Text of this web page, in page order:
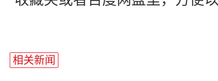
相关新闻